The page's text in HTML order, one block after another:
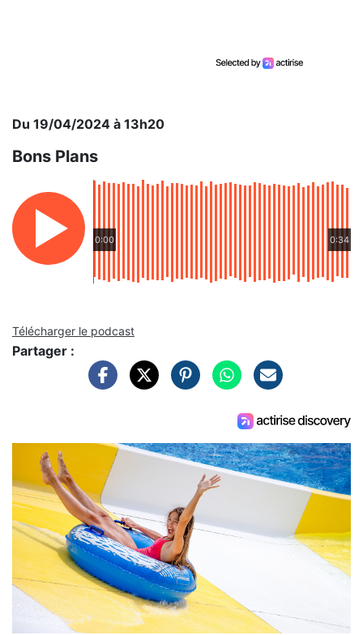
Du 19/04/2024 à 13h20
Bons Plans
0:00 0:34
Télécharger le podcast
Partager :